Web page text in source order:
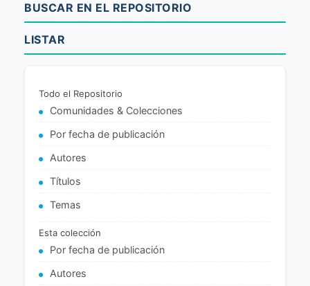
BUSCAR EN EL REPOSITORIO
LISTAR
Todo el Repositorio
Comunidades & Colecciones
Por fecha de publicación
Autores
Títulos
Temas
Esta colección
Por fecha de publicación
Autores